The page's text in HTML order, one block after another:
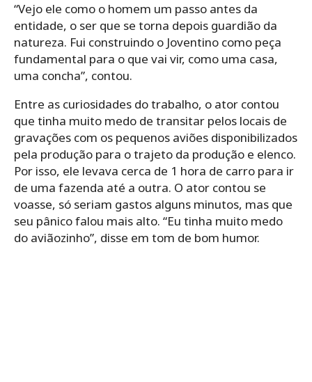
“Vejo ele como o homem um passo antes da
entidade, o ser que se torna depois guardião da
natureza. Fui construindo o Joventino como peça
fundamental para o que vai vir, como uma casa,
uma concha”, contou.
Entre as curiosidades do trabalho, o ator contou
que tinha muito medo de transitar pelos locais de
gravações com os pequenos aviões disponibilizados
pela produção para o trajeto da produção e elenco.
Por isso, ele levava cerca de 1 hora de carro para ir
de uma fazenda até a outra. O ator contou se
voasse, só seriam gastos alguns minutos, mas que
seu pânico falou mais alto. “Eu tinha muito medo
do aviãozinho”, disse em tom de bom humor.